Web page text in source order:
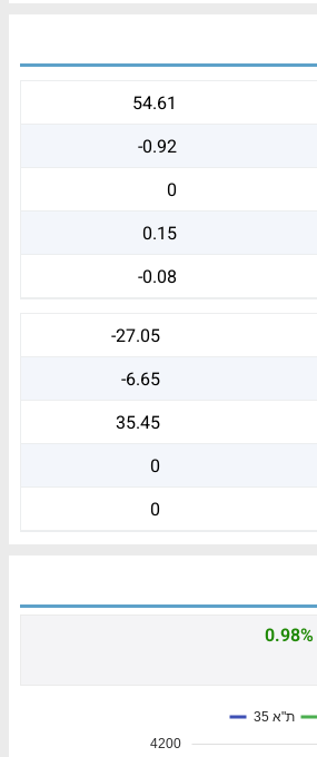
54.61
-0.92
0
0.15
-0.08
-27.05
-6.65
35.45
0
0
0.98%